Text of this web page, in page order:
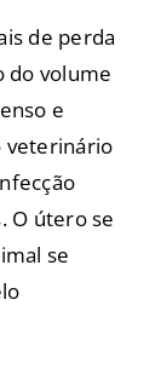
de perda
do volume
e
veterinário
O útero se
se